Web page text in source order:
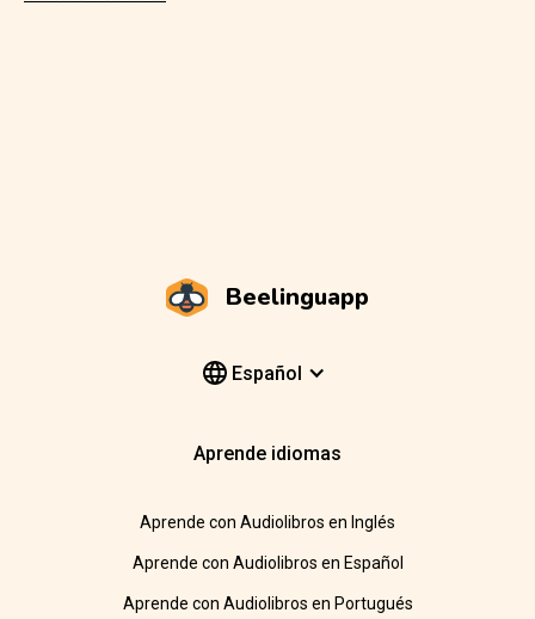
Beelinguapp
Español
Aprende idiomas
Aprende con Audiolibros en Inglés
Aprende con Audiolibros en Español
Aprende con Audiolibros en Portugués